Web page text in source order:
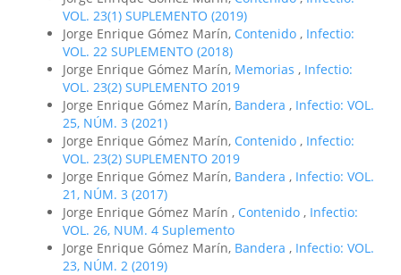
VOL. 23(1) SUPLEMENTO (2019)
Jorge Enrique Gómez Marín, Contenido , Infectio:
VOL. 22 SUPLEMENTO (2018)
Jorge Enrique Gómez Marín, Memorias , Infectio:
VOL. 23(2) SUPLEMENTO 2019
Jorge Enrique Gómez Marín, Bandera , Infectio: VOL.
25, NÚM. 3 (2021)
Jorge Enrique Gómez Marín, Contenido , Infectio:
VOL. 23(2) SUPLEMENTO 2019
Jorge Enrique Gómez Marín, Bandera , Infectio: VOL.
21, NÚM. 3 (2017)
Jorge Enrique Gómez Marín , Contenido , Infectio:
VOL. 26, NUM. 4 Suplemento
Jorge Enrique Gómez Marín, Bandera , Infectio: VOL.
23, NÚM. 2 (2019)